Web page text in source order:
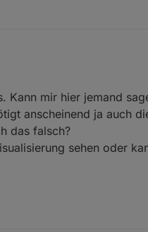
mir hier jemand
anscheinend ja auch
das falsch?
sehen oder